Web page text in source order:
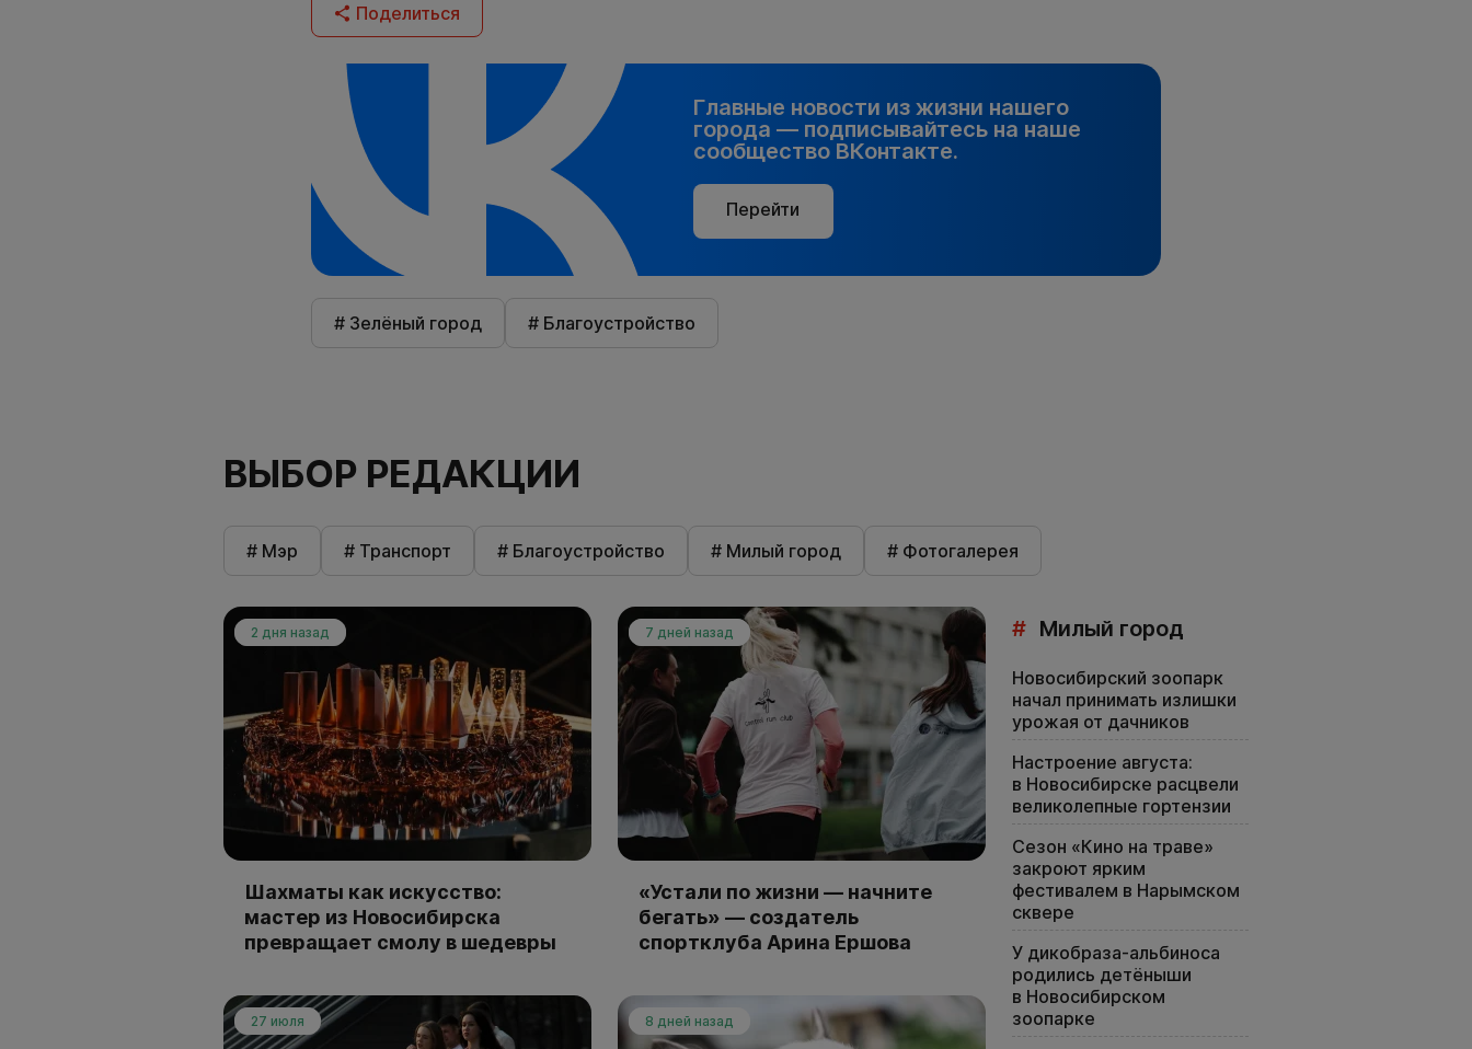
Поделиться
Главные новости из жизни нашего
города — подписывайтесь на наше
сообщество ВКонтакте.
Перейти
# Зелёный город # Благоустройство
ВЫБОР РЕДАКЦИИ
# Мэр # Транспорт # Благоустройство # Милый город # Фотогалерея
2 дня назад
Шахматы как искусство:
мастер из Новосибирска
превращает смолу в шедевры
7 дней назад
«Устали по жизни — начните
бегать» — создатель
спортклуба Арина Ершова
27 июля 8 дней назад
# Милый город
Новосибирский зоопарк
начал принимать излишки
урожая от дачников
Настроение августа:
в Новосибирске расцвели
великолепные гортензии
Сезон «Кино на траве»
закроют ярким
фестивалем в Нарымском
сквере
У дикобраза-альбиноса
родились детёныши
в Новосибирском
зоопарке